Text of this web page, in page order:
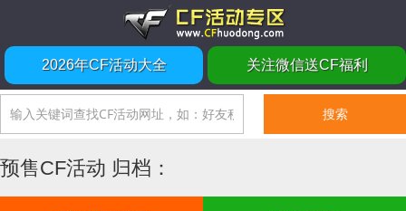
2026年CF活动大全 关注微信送CF福利
预售CF活动 归档：